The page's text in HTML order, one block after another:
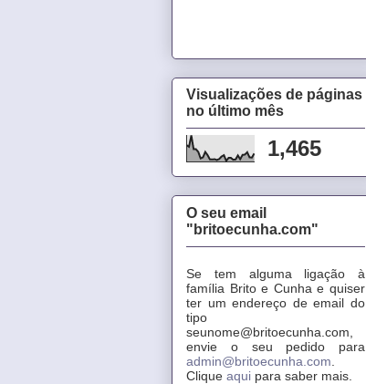
Visualizações de páginas
no último mês
1,465
O seu email
"britoecunha.com"
Se tem alguma ligação à
família Brito e Cunha e quiser
ter um endereço de email do
tipo
seunome@britoecunha.com,
envie o seu pedido para
admin@britoecunha.com
Clique aqui para saber mais.